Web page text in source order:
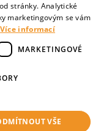
zdravotníků k umírání
ENGLISH
stránky. Analytické
marketingovým se vám
Více informací
MARKETINGOVÉ
VŠE